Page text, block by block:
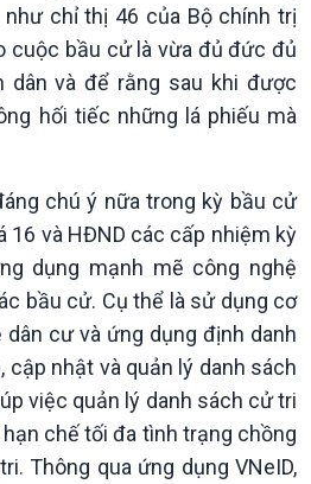
Vấn đề quốc tế
Hồ sơ sự kiện quốc tế
Thế giới & Việt Nam
Biên cương - Một dải vững
bền
chỉ thị 46 của Bộ chính trị
cuộc bầu cử là vừa đủ đức đủ
dân và để rằng sau khi được
hối tiếc những lá phiếu mà
chú ý nữa trong kỳ bầu cử
16 và HĐND các cấp nhiệm kỳ
dụng mạnh mẽ công nghệ
bầu cử. Cụ thể là sử dụng cơ
cư và ứng dụng định danh
cập nhật và quản lý danh sách
việc quản lý danh sách cử tri
chế tối đa tình trạng chồng
Thông qua ứng dụng VNeID,